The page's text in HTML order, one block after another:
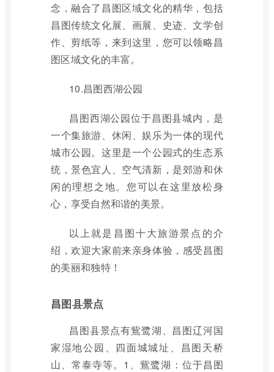
念，融合了昌图区域文化的精华，包括
昌图传统文化展、画展、史迹、文学创
作、剪纸等，来到这里，您可以领略昌
图区域文化的丰富。
10.昌图西湖公园
昌图西湖公园位于昌图县城内，是
一个集旅游、休闲、娱乐为一体的现代
城市公园。这里是一个公园式的生态系
统，景色宜人、空气清新，是郊游和休
闲的理想之地。您可以在这里放松身
心，享受自然和谐的美景。
以上就是昌图十大旅游景点的介
绍，欢迎大家前来亲身体验，感受昌图
的美丽和独特！
昌图县景点
昌图县景点有鴜鹭湖、昌图辽河国
家湿地公园、四面城城址、昌图天桥
山、常泰寺等。1、鴜鹭湖：位于昌图